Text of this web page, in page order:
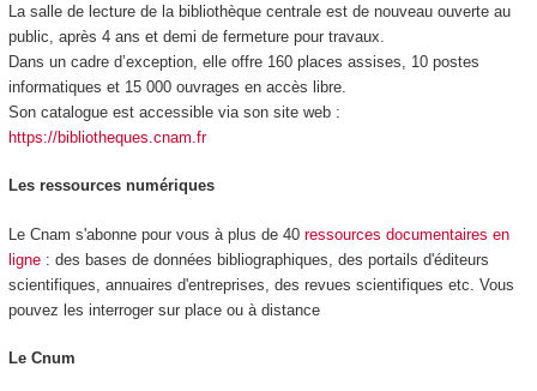
La salle de lecture de la bibliothèque centrale est de nouveau ouverte au
public, après 4 ans et demi de fermeture pour travaux.
Dans un cadre d’exception, elle offre 160 places assises, 10 postes
informatiques et 15 000 ouvrages en accès libre.
Son catalogue est accessible via son site web :
https://bibliotheques.cnam.fr
Les ressources numériques
Le Cnam s'abonne pour vous à plus de 40 ressources documentaires en
ligne: des bases de données bibliographiques, des portails d'éditeurs
scientifiques, annuaires d'entreprises, des revues scientifiques etc. Vous
pouvez les interroger sur place ou à distance
Le Cnum